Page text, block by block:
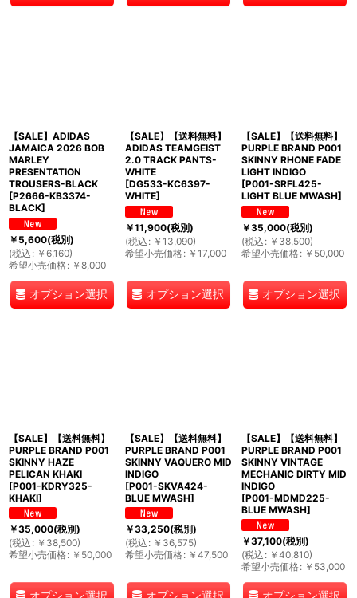
【SALE】ADIDAS
JAMAICA 2026 BOB
MARLEY
PRESENTATION
TROUSERS-BLACK
[P2666-KB3374-
BLACK]
￥5,600(税別)
(税込 : ￥ 6,160)
希望小売価格: ￥ 8,000
オプション選択
【SALE】【送料無料】
ADIDAS TEAMGEIST
2.0 TRACK PANTS-
WHITE
[DG533-KC6397-
WHITE]
￥11,900(税別)
(税込 : ￥ 13,090)
希望小売価格: ￥ 17,000
オプション選択
【SALE】【送料無料】
PURPLE BRAND P001
SKINNY RHONE FADE
LIGHT INDIGO
[P001-SRFL425-
LIGHT BLUE MWASH]
￥35,000(税別)
(税込 : ￥ 38,500)
希望小売価格: ￥ 50,000
オプション選択
【SALE】【送料無料】
PURPLE BRAND P001
SKINNY HAZE
PELICAN KHAKI
[P001-KDRY325-
KHAKI]
￥35,000(税別)
(税込 : ￥ 38,500)
希望小売価格: ￥ 50,000
オプション選択
【SALE】【送料無料】
PURPLE BRAND P001
SKINNY VAQUERO MID
INDIGO
[P001-SKVA424-
BLUE MWASH]
￥33,250(税別)
(税込 : ￥ 36,575)
希望小売価格: ￥ 47,500
オプション選択
【SALE】【送料無料】
PURPLE BRAND P001
SKINNY VINTAGE
MECHANIC DIRTY MID
INDIGO
[P001-MDMD225-
BLUE MWASH]
￥37,100(税別)
(税込 : ￥ 40,810)
希望小売価格: ￥ 53,000
オプション選択